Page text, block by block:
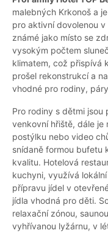
malebných Krkonoš a
pro aktivní dovolenou
známé jako místo se
vysokým počtem
klimatem, což přispívá
prošel rekonstrukcí a
vhodné pro rodiny,
Pro rodiny s dětmi
venkovní hřiště, dále je
postýlku nebo video
snídaně formou bufetu
kvalitu. Hotelová
kuchyni, využívá
přípravu jídel v
jídla vhodná pro děti.
relaxační zónou,
vyhřívanou lyžárnu, v